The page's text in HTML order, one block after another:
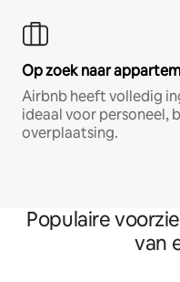
Op zoek naar
Airbnb heeft volledig
ideaal voor personeel,
overplaatsing.
Populaire
van